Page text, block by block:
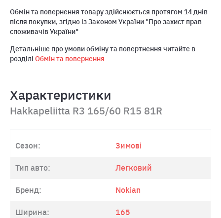
Обмін та повернення товару здійснюється протягом 14 днів
після покупки, згідно із Законом України "Про захист прав
споживачів України"
Детальніше про умови обміну та повертнення читайте в
розділі Обмін та повернення
Характеристики
Hakkapeliitta R3 165/60 R15 81R
Сезон: Зимові
Тип авто: Легковий
Бренд: Nokian
Ширина: 165